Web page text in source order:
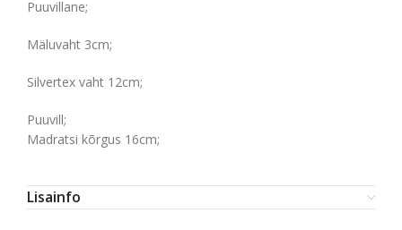
Puuvillane;
Mäluvaht 3cm;
Silvertex vaht 12cm;
Puuvill;
Madratsi kõrgus 16cm;
Lisainfo